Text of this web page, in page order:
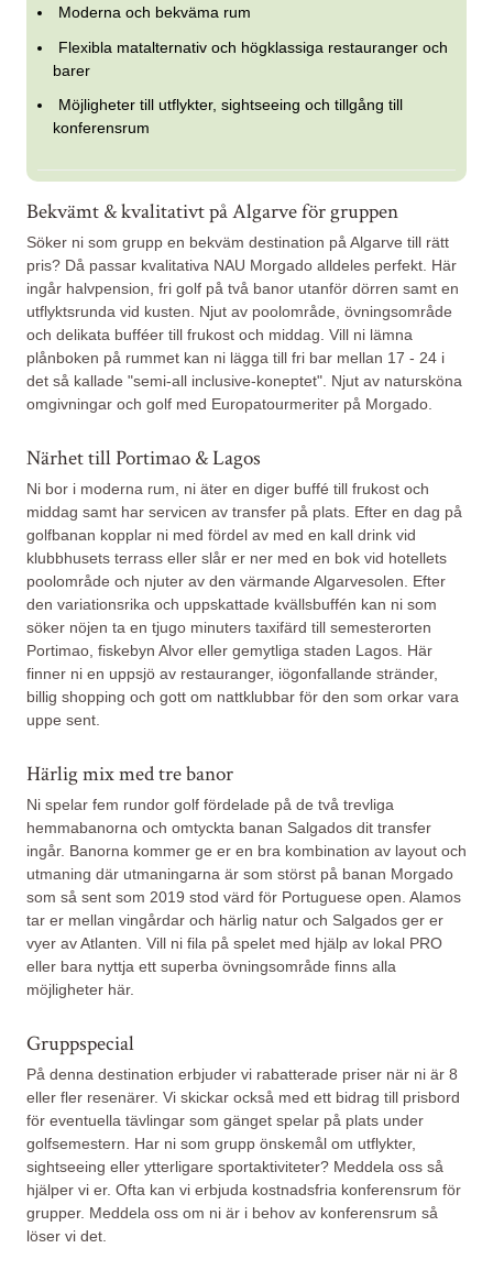
Moderna och bekväma rum
Flexibla matalternativ och högklassiga restauranger och
barer
Möjligheter till utflykter, sightseeing och tillgång till
konferensrum
Bekvämt & kvalitativt på Algarve för gruppen
Söker ni som grupp en bekväm destination på Algarve till rätt
pris? Då passar kvalitativa NAU Morgado alldeles perfekt. Här
ingår halvpension, fri golf på två banor utanför dörren samt en
utflyktsrunda vid kusten. Njut av poolområde, övningsområde
och delikata bufféer till frukost och middag. Vill ni lämna
plånboken på rummet kan ni lägga till fri bar mellan 17 - 24 i
det så kallade "semi-all inclusive-koneptet". Njut av natursköna
omgivningar och golf med Europatourmeriter på Morgado.
Närhet till Portimao & Lagos
Ni bor i moderna rum, ni äter en diger buffé till frukost och
middag samt har servicen av transfer på plats. Efter en dag på
golfbanan kopplar ni med fördel av med en kall drink vid
klubbhusets terrass eller slår er ner med en bok vid hotellets
poolområde och njuter av den värmande Algarvesolen. Efter
den variationsrika och uppskattade kvällsbuffén kan ni som
söker nöjen ta en tjugo minuters taxifärd till semesterorten
Portimao, fiskebyn Alvor eller gemytliga staden Lagos. Här
finner ni en uppsjö av restauranger, iögonfallande stränder,
billig shopping och gott om nattklubbar för den som orkar vara
uppe sent.
Härlig mix med tre banor
Ni spelar fem rundor golf fördelade på de två trevliga
hemmabanorna och omtyckta banan Salgados dit transfer
ingår. Banorna kommer ge er en bra kombination av layout och
utmaning där utmaningarna är som störst på banan Morgado
som så sent som 2019 stod värd för Portuguese open. Alamos
tar er mellan vingårdar och härlig natur och Salgados ger er
vyer av Atlanten. Vill ni fila på spelet med hjälp av lokal PRO
eller bara nyttja ett superba övningsområde finns alla
möjligheter här.
Gruppspecial
På denna destination erbjuder vi rabatterade priser när ni är 8
eller fler resenärer. Vi skickar också med ett bidrag till prisbord
för eventuella tävlingar som gänget spelar på plats under
golfsemestern. Har ni som grupp önskemål om utflykter,
sightseeing eller ytterligare sportaktiviteter? Meddela oss så
hjälper vi er. Ofta kan vi erbjuda kostnadsfria konferensrum för
grupper. Meddela oss om ni är i behov av konferensrum så
löser vi det.